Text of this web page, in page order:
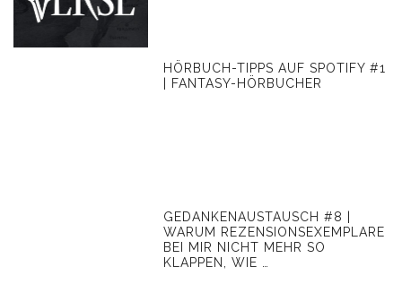
HÖRBUCH-TIPPS AUF SPOTIFY #1
| FANTASY-HÖRBUCHER
GEDANKENAUSTAUSCH #8 |
WARUM REZENSIONSEXEMPLARE
BEI MIR NICHT MEHR SO
KLAPPEN, WIE …